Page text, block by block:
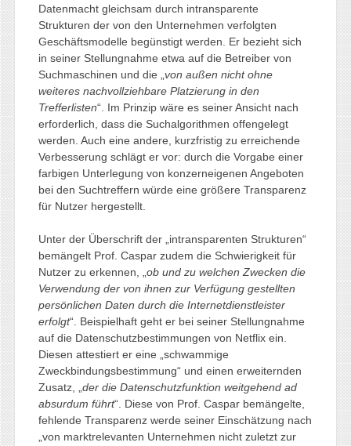
Datenmacht gleichsam durch intransparente
Strukturen der von den Unternehmen verfolgten
Geschäftsmodelle begünstigt werden. Er bezieht sich
in seiner Stellungnahme etwa auf die Betreiber von
Suchmaschinen und die „von außen nicht ohne
weiteres nachvollziehbare Platzierung in den
Trefferlisten“. Im Prinzip wäre es seiner Ansicht nach
erforderlich, dass die Suchalgorithmen offengelegt
werden. Auch eine andere, kurzfristig zu erreichende
Verbesserung schlägt er vor: durch die Vorgabe einer
farbigen Unterlegung von konzerneigenen Angeboten
bei den Suchtreffern würde eine größere Transparenz
für Nutzer hergestellt.
Unter der Überschrift der „intransparenten Strukturen“
bemängelt Prof. Caspar zudem die Schwierigkeit für
Nutzer zu erkennen, „ob und zu welchen Zwecken die
Verwendung der von ihnen zur Verfügung gestellten
persönlichen Daten durch die Internetdienstleister
erfolgt“. Beispielhaft geht er bei seiner Stellungnahme
auf die Datenschutzbestimmungen von Netflix ein.
Diesen attestiert er eine „schwammige
Zweckbindungsbestimmung“ und einen erweiternden
Zusatz, „der die Datenschutzfunktion weitgehend ad
absurdum führt“. Diese von Prof. Caspar bemängelte,
fehlende Transparenz werde seiner Einschätzung nach
„von marktrelevanten Unternehmen nicht zuletzt zur